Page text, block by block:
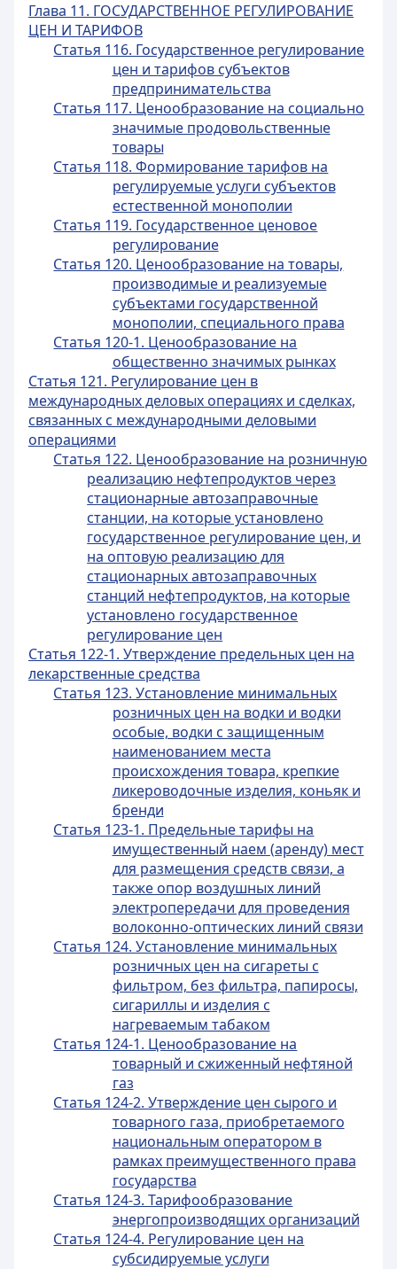
Глава 11. ГОСУДАРСТВЕННОЕ РЕГУЛИРОВАНИЕ
ЦЕН И ТАРИФОВ
Статья 116. Государственное регулирование
цен и тарифов субъектов
предпринимательства
Статья 117. Ценообразование на социально
значимые продовольственные
товары
Статья 118. Формирование тарифов на
регулируемые услуги субъектов
естественной монополии
Статья 119. Государственное ценовое
регулирование
Статья 120. Ценообразование на товары,
производимые и реализуемые
субъектами государственной
монополии, специального права
Статья 120-1. Ценообразование на
общественно значимых рынках
Статья 121. Регулирование цен в
международных деловых операциях и сделках,
связанных с международными деловыми
операциями
Статья 122. Ценообразование на розничную
реализацию нефтепродуктов через
стационарные автозаправочные
станции, на которые установлено
государственное регулирование цен, и
на оптовую реализацию для
стационарных автозаправочных
станций нефтепродуктов, на которые
установлено государственное
регулирование цен
Статья 122-1. Утверждение предельных цен на
лекарственные средства
Статья 123. Установление минимальных
розничных цен на водки и водки
особые, водки с защищенным
наименованием места
происхождения товара, крепкие
ликероводочные изделия, коньяк и
бренди
Статья 123-1. Предельные тарифы на
имущественный наем (аренду) мест
для размещения средств связи, а
также опор воздушных линий
электропередачи для проведения
волоконно-оптических линий связи
Статья 124. Установление минимальных
розничных цен на сигареты с
фильтром, без фильтра, папиросы,
сигариллы и изделия с
нагреваемым табаком
Статья 124-1. Ценообразование на
товарный и сжиженный нефтяной
газ
Статья 124-2. Утверждение цен сырого и
товарного газа, приобретаемого
национальным оператором в
рамках преимущественного права
государства
Статья 124-3. Тарифообразование
энергопроизводящих организаций
Статья 124-4. Регулирование цен на
субсидируемые услуги